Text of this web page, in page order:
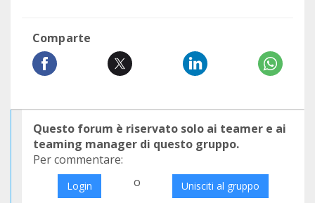
Comparte
Questo forum è riservato solo ai teamer e ai
teaming manager di questo gruppo.
Per commentare:
Login o Unisciti al gruppo